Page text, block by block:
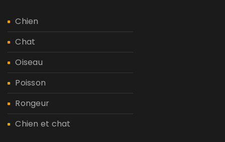
Chien
Chat
Oiseau
Poisson
Rongeur
Chien et chat